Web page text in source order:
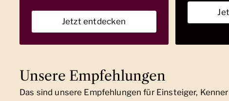
Jetzt entdecken
Unsere Empfehlungen
Das sind unsere Empfehlungen für Einsteiger,